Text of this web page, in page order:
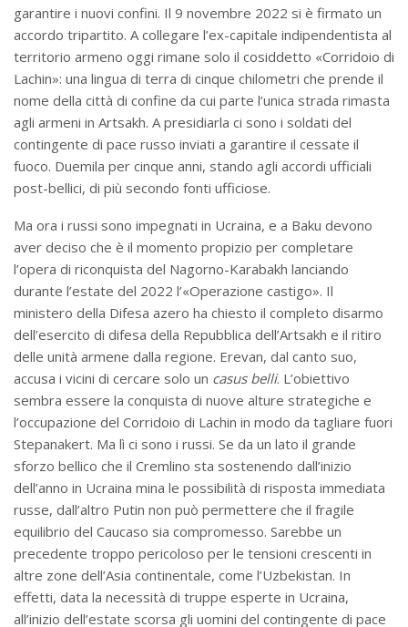
garantire i nuovi confini. Il 9 novembre 2022 si è firmato un
accordo tripartito. A collegare l’ex-capitale indipendentista al
territorio armeno oggi rimane solo il cosiddetto «Corridoio di
Lachin»: una lingua di terra di cinque chilometri che prende il
nome della città di confine da cui parte l’unica strada rimasta
agli armeni in Artsakh. A presidiarla ci sono i soldati del
contingente di pace russo inviati a garantire il cessate il
fuoco. Duemila per cinque anni, stando agli accordi ufficiali
post-bellici, di più secondo fonti ufficiose.
Ma ora i russi sono impegnati in Ucraina, e a Baku devono
aver deciso che è il momento propizio per completare
l’opera di riconquista del Nagorno-Karabakh lanciando
durante l’estate del 2022 l’«Operazione castigo». Il
ministero della Difesa azero ha chiesto il completo disarmo
dell’esercito di difesa della Repubblica dell’Artsakh e il ritiro
delle unità armene dalla regione. Erevan, dal canto suo,
accusa i vicini di cercare solo un casus belli. L’obiettivo
sembra essere la conquista di nuove alture strategiche e
l’occupazione del Corridoio di Lachin in modo da tagliare fuori
Stepanakert. Ma lì ci sono i russi. Se da un lato il grande
sforzo bellico che il Cremlino sta sostenendo dall’inizio
dell’anno in Ucraina mina le possibilità di risposta immediata
russe, dall’altro Putin non può permettere che il fragile
equilibrio del Caucaso sia compromesso. Sarebbe un
precedente troppo pericoloso per le tensioni crescenti in
altre zone dell’Asia continentale, come l’Uzbekistan. In
effetti, data la necessità di truppe esperte in Ucraina,
all’inizio dell’estate scorsa gli uomini del contingente di pace